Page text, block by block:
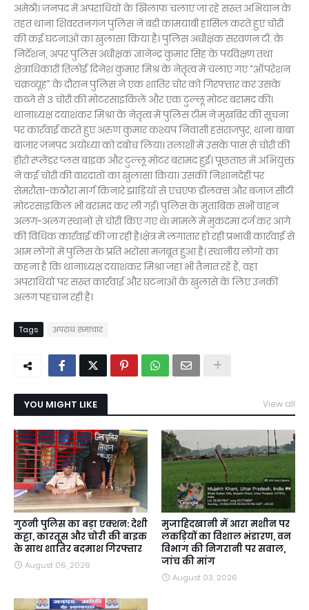
अमेठी। जनपद में अपराधियों के खिलाफ चलाए जा रहे सख्त अभियान के
तहत थाना शिवरतनगंज पुलिस ने बड़ी कामयाबी हासिल करते हुए चोरी
की कई घटनाओं का खुलासा किया है। पुलिस अधीक्षक सरवणन टी. के
निर्देशन, अपर पुलिस अधीक्षक ज्ञानेन्द्र कुमार सिंह के पर्यवेक्षण तथा
क्षेत्राधिकारी तिलोई दिनेश कुमार मिश्र के नेतृत्व में चलाए गए “ऑपरेशन
चक्रव्यूह” के दौरान पुलिस ने एक शातिर चोर को गिरफ्तार कर उसके
कब्जे से 3 चोरी की मोटरसाइकिलें और एक टुल्लू मोटर बरामद की।
थानाध्यक्ष दयाशंकर मिश्रा के नेतृत्व में पुलिस टीम ने मुखबिर की सूचना
पर कार्रवाई करते हुए अरुण कुमार कश्यप निवासी हंसराजपुर, थाना बाबा
बाजार जनपद अयोध्या को दबोच लिया। तलाशी में उसके पास से चोरी की
हीरो स्प्लेंडर प्लस बाइक और टुल्लू मोटर बरामद हुई। पूछताछ में अभियुक्त
ने कई चोरी की वारदातों का खुलासा किया। उसकी निशानदेही पर
सेमरौता-कठौरा मार्ग किनारे झाड़ियों से एचएफ डीलक्स और बजाज सीटी
मोटरसाइकिल भी बरामद कर ली गईं। पुलिस के मुताबिक सभी वाहन
अलग-अलग स्थानों से चोरी किए गए थे। मामले में मुकदमा दर्ज कर आगे
की विधिक कार्रवाई की जा रही है।क्षेत्र में लगातार हो रही प्रभावी कार्रवाई से
आम लोगों में पुलिस के प्रति भरोसा मजबूत हुआ है। स्थानीय लोगों का
कहना है कि थानाध्यक्ष दयाशंकर मिश्रा जहां भी तैनात रहे हैं, वहां
अपराधियों पर सख्त कार्रवाई और घटनाओं के खुलासे के लिए उनकी
अलग पहचान रही है।
Tags अपराध समाचार
YOU MIGHT LIKE View all
गुठनी पुलिस का बड़ा एक्शन: देशी
कट्टा, कारतूस और चोरी की बाइक
के साथ शातिर बदमाश गिरफ्तार
August 06, 2026
मुजाहिदखानी में आरा मशीन पर
लकड़ियों का विशाल भंडारण, वन
विभाग की निगरानी पर सवाल,
जांच की मांग
August 03, 2026